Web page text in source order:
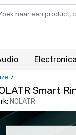
Electronica
7
Smart
NOLATR